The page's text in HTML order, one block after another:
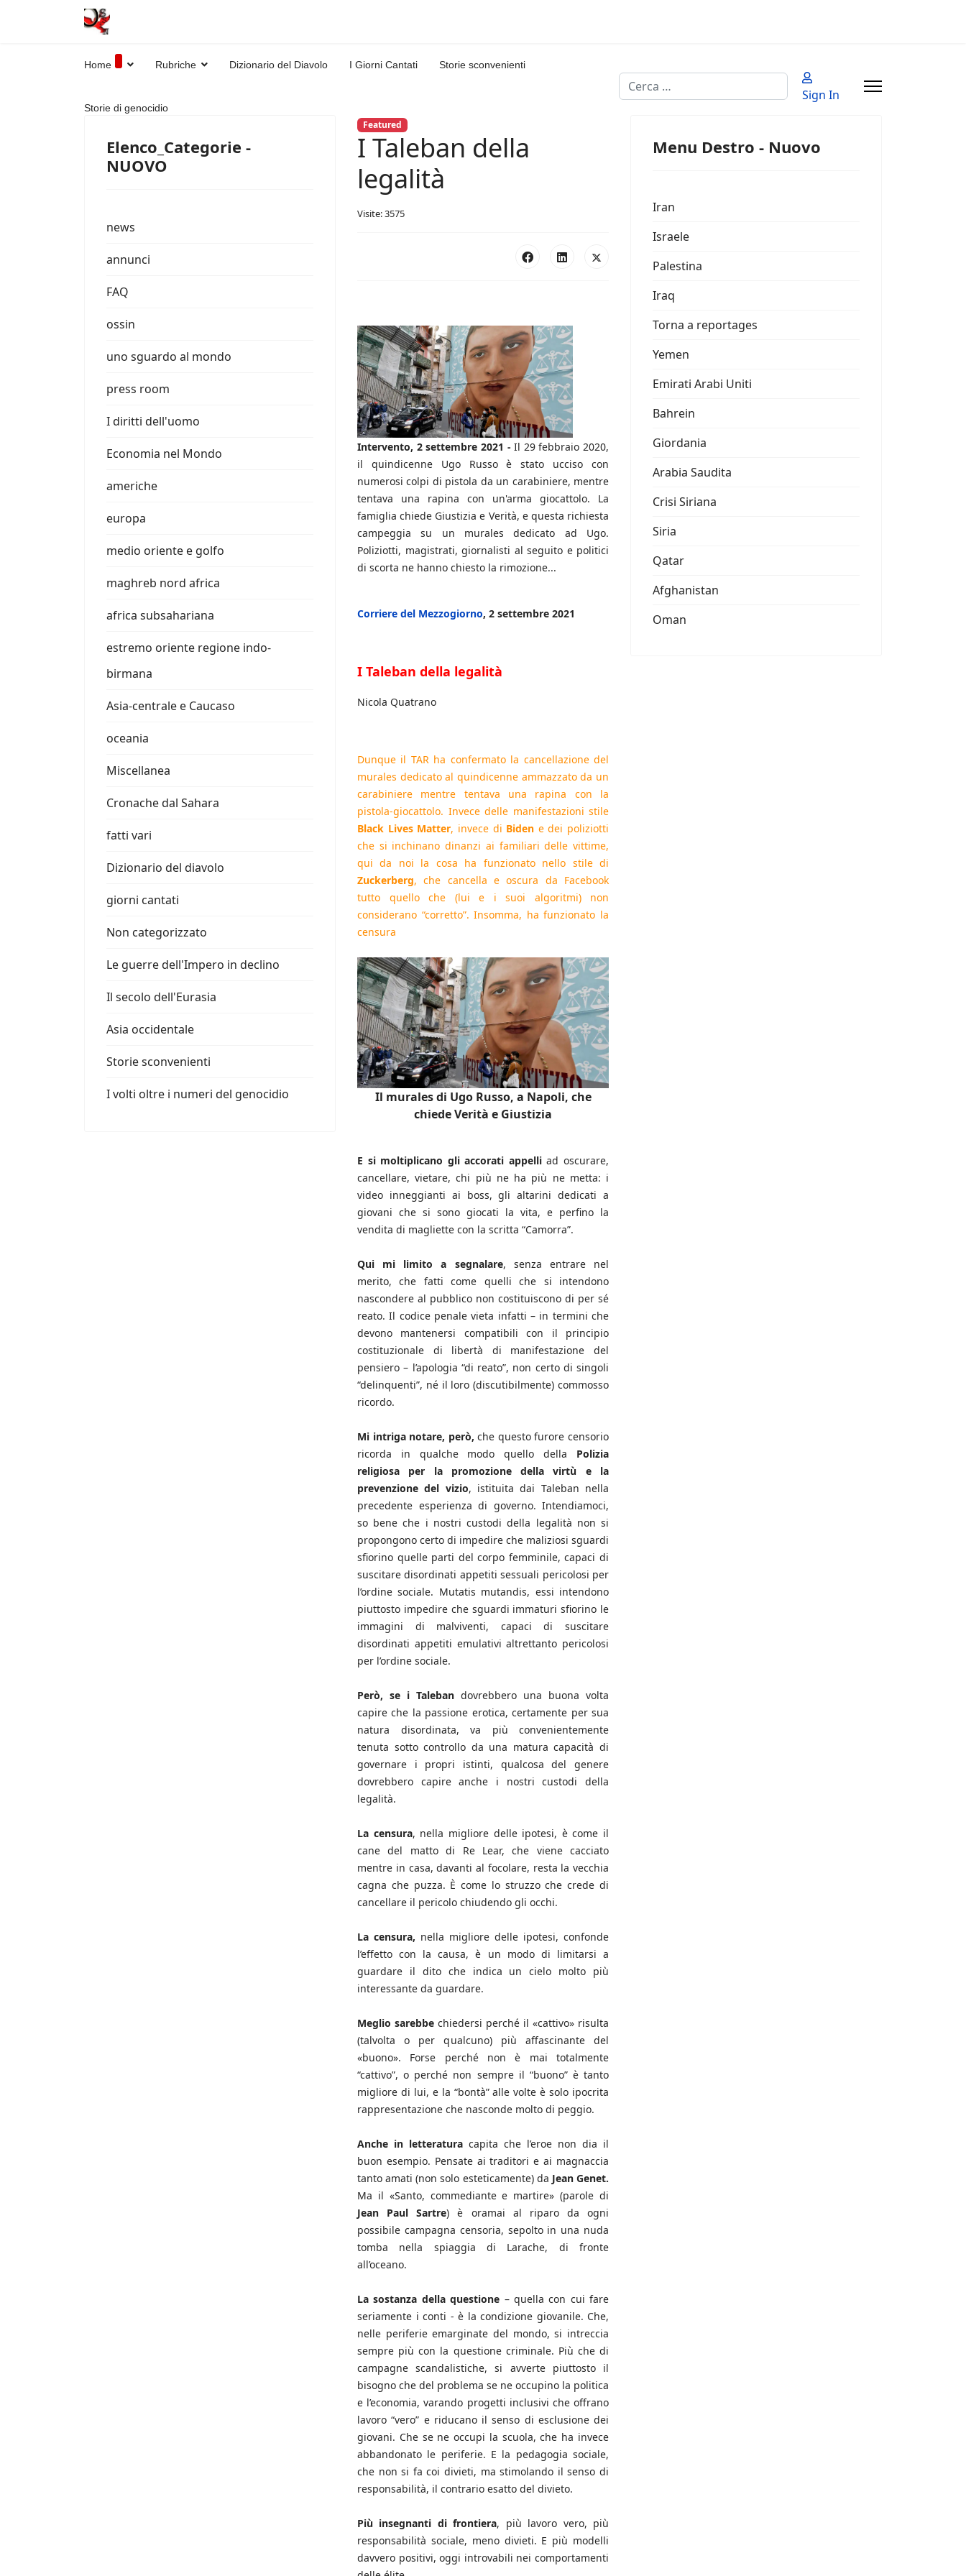
Home Rubriche Dizionario del Diavolo I Giorni Cantati Storie sconvenienti
Storie di genocidio
Cerca
Sign In
Elenco_Categorie -
NUOVO
news
annunci
FAQ
ossin
uno sguardo al mondo
press room
I diritti dell'uomo
Economia nel Mondo
americhe
europa
medio oriente e golfo
maghreb nord africa
africa subsahariana
estremo oriente regione indo-
birmana
Asia-centrale e Caucaso
oceania
Miscellanea
Cronache dal Sahara
fatti vari
Dizionario del diavolo
giorni cantati
Non categorizzato
Le guerre dell'Impero in declino
Il secolo dell'Eurasia
Asia occidentale
Storie sconvenienti
I volti oltre i numeri del genocidio
Featured
I Taleban della
legalità
Visite: 3575
Intervento, 2 settembre 2021 -Il 29 febbraio 2020,
il quindicenne Ugo Russo è stato ucciso con
numerosi colpi di pistola da un carabiniere, mentre
tentava una rapina con un'arma giocattolo. La
famiglia chiede Giustizia e Verità, e questa richiesta
campeggia su un murales dedicato ad Ugo.
Poliziotti, magistrati, giornalisti al seguito e politici
di scorta ne hanno chiesto la rimozione...
Corriere del Mezzogiorno, 2 settembre 2021
I Taleban della legalità
Nicola Quatrano
Dunque il TAR ha confermato la cancellazione del
murales dedicato al quindicenne ammazzato da un
carabiniere mentre tentava una rapina con la
pistola-giocattolo. Invece delle manifestazioni stile
Black Lives Matter, invece di Biden e dei poliziotti
che si inchinano dinanzi ai familiari delle vittime,
qui da noi la cosa ha funzionato nello stile di
Zuckerberg, che cancella e oscura da Facebook
tutto quello che (lui e i suoi algoritmi) non
considerano “corretto”. Insomma, ha funzionato la
censura
Il murales di Ugo Russo, a Napoli, che
chiede Verità e Giustizia
E si moltiplicano gli accorati appelliad oscurare,
cancellare, vietare, chi più ne ha più ne metta: i
video inneggianti ai boss, gli altarini dedicati a
giovani che si sono giocati la vita, e perfino la
vendita di magliette con la scritta “Camorra”.
Qui mi limito a segnalare, senza entrare nel
merito, che fatti come quelli che si intendono
nascondere al pubblico non costituiscono di per sé
reato. Il codice penale vieta infatti – in termini che
devono mantenersi compatibili con il principio
costituzionale di libertà di manifestazione del
pensiero – l’apologia “di reato”, non certo di singoli
“delinquenti”, né il loro (discutibilmente) commosso
ricordo.
Mi intriga notare, però, che questo furore censorio
ricorda in qualche modo quello della Polizia
religiosa per la promozione della virtù e la
prevenzione del vizio, istituita dai Taleban nella
precedente esperienza di governo. Intendiamoci,
so bene che i nostri custodi della legalità non si
propongono certo di impedire che maliziosi sguardi
sfiorino quelle parti del corpo femminile, capaci di
suscitare disordinati appetiti sessuali pericolosi per
l’ordine sociale. Mutatis mutandis, essi intendono
piuttosto impedire che sguardi immaturi sfiorino le
immagini di malviventi, capaci di suscitare
disordinati appetiti emulativi altrettanto pericolosi
per l’ordine sociale.
Però, se i Taleban dovrebbero una buona volta
capire che la passione erotica, certamente per sua
natura disordinata, va più convenientemente
tenuta sotto controllo da una matura capacità di
governare i propri istinti, qualcosa del genere
dovrebbero capire anche i nostri custodi della
legalità.
La censura, nella migliore delle ipotesi, è come il
cane del matto di Re Lear, che viene cacciato
mentre in casa, davanti al focolare, resta la vecchia
cagna che puzza. È come lo struzzo che crede di
cancellare il pericolo chiudendo gli occhi.
La censura, nella migliore delle ipotesi, confonde
l’effetto con la causa, è un modo di limitarsi a
guardare il dito che indica un cielo molto più
interessante da guardare.
Meglio sarebbe chiedersi perché il «cattivo» risulta
(talvolta o per qualcuno) più affascinante del
«buono». Forse perché non è mai totalmente
“cattivo”, o perché non sempre il “buono” è tanto
migliore di lui, e la “bontà” alle volte è solo ipocrita
rappresentazione che nasconde molto di peggio.
Anche in letteratura capita che l’eroe non dia il
buon esempio. Pensate ai traditori e ai magnaccia
tanto amati (non solo esteticamente) da Jean Genet.
Ma il «Santo, commediante e martire» (parole di
Jean Paul Sartre) è oramai al riparo da ogni
possibile campagna censoria, sepolto in una nuda
tomba nella spiaggia di Larache, di fronte
all’oceano.
La sostanza della questione – quella con cui fare
seriamente i conti - è la condizione giovanile. Che,
nelle periferie emarginate del mondo, si intreccia
sempre più con la questione criminale. Più che di
campagne scandalistiche, si avverte piuttosto il
bisogno che del problema se ne occupino la politica
e l’economia, varando progetti inclusivi che offrano
lavoro “vero” e riducano il senso di esclusione dei
giovani. Che se ne occupi la scuola, che ha invece
abbandonato le periferie. E la pedagogia sociale,
che non si fa coi divieti, ma stimolando il senso di
responsabilità, il contrario esatto del divieto.
Più insegnanti di frontiera, più lavoro vero, più
responsabilità sociale, meno divieti. E più modelli
davvero positivi, oggi introvabili nei comportamenti
Menu Destro - Nuovo
Iran
Israele
Palestina
Iraq
Torna a reportages
Yemen
Emirati Arabi Uniti
Bahrein
Giordania
Arabia Saudita
Crisi Siriana
Siria
Qatar
Afghanistan
Oman